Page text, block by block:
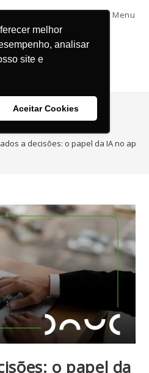
melhor
analisar
site e
Aceitar Cookies
Menu
a decisões: o papel da IA no
o papel da